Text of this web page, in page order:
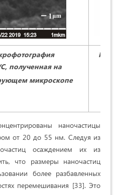
C, полученная на
микроскопе
наночастицы
от 20 до 55 нм. Следуя из
осаждением их из
что размеры наночастиц
более разбавленных
перемешивания [33]. Это